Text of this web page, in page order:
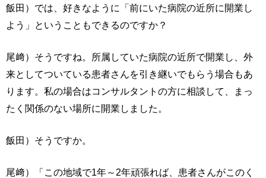
飯田）では、好きなように「前にいた病院の近所に開業し
よう」ということもできるのですか？
尾﨑）そうですね。所属していた病院の近所で開業し、外
来としてついている患者さんを引き継いでもらう場合もあ
ります。私の場合はコンサルタントの方に相談して、まっ
たく関係のない場所に開業しました。
飯田）そうですか。
尾﨑）「この地域で1年～2年頑張れば、患者さんがこのく